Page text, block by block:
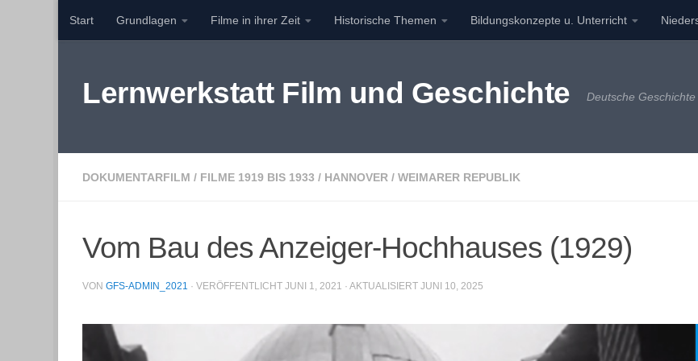
Zum Inhalt springen
Start Grundlagen Filme in ihrer Zeit Historische Themen Bildungskonzepte u. Unterricht
Lernwerkstatt Film und Geschichte Deutsche
DOKUMENTARFILM / FILME 1919 BIS 1933 / HANNOVER / WEIMARER REPUBLIK
Vom Bau des Anzeiger-Hochhauses (1929)
VON GFS-ADMIN_2021 · VERÖFFENTLICHT JUNI 1, 2021 · AKTUALISIERT JUNI 10, 2025